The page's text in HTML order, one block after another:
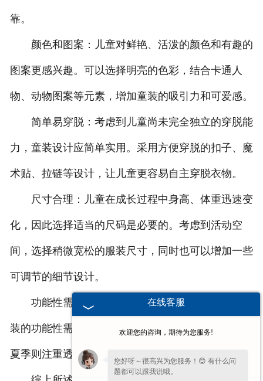
靠。
颜色和图案：儿童对鲜艳、活泼的颜色和有趣的
图案更感兴趣。可以选择明亮的色彩，结合卡通人
物、动物图案等元素，增加童装的吸引力和可爱感。
简单易穿脱：考虑到儿童尚未完全独立的穿脱能
力，童装设计应简单实用。采用方便穿脱的扣子、魔
术贴、拉链等设计，让儿童更容易自主穿脱衣物。
尺寸合理：儿童在成长过程中身高、体重迅速变
化，因此选择适当的尺码是必要的。考虑到活动空
间，选择稍微宽松的服装尺寸，同时也可以增加一些
可调节的细节设计。
功能性需求：根据季节和场合的不同，考虑到童
装的功能性需求。例如在冬季提供保暖材料和设计，
夏季则注重透气性和防晒功能。
在线客服
欢迎您的咨询，期待为您服务!
您好呀～很高兴为您服务！😊 有什么问
题都可以跟我说哦。